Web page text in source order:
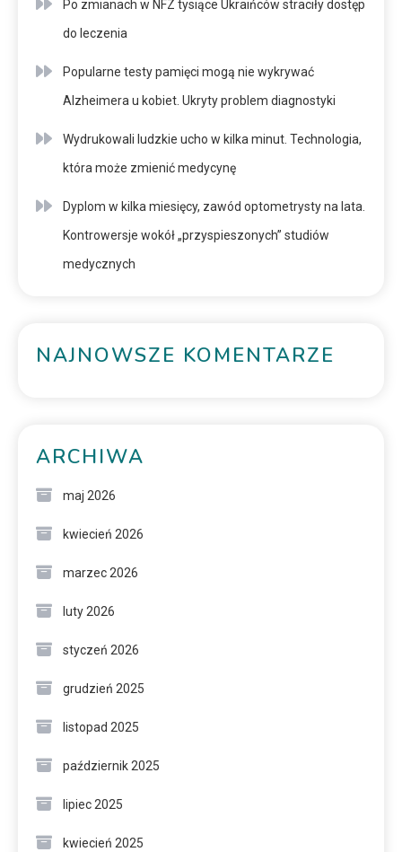
Po zmianach w NFZ tysiące Ukraińców straciły dostęp
do leczenia
Popularne testy pamięci mogą nie wykrywać
Alzheimera u kobiet. Ukryty problem diagnostyki
Wydrukowali ludzkie ucho w kilka minut. Technologia,
która może zmienić medycynę
Dyplom w kilka miesięcy, zawód optometrysty na lata.
Kontrowersje wokół „przyspieszonych” studiów
medycznych
NAJNOWSZE KOMENTARZE
ARCHIWA
maj 2026
kwiecień 2026
marzec 2026
luty 2026
styczeń 2026
grudzień 2025
listopad 2025
październik 2025
lipiec 2025
kwiecień 2025